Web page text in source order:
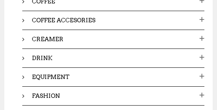
COFFEE ACCESORIES
CREAMER
DRINK
EQUIPMENT
FASHION